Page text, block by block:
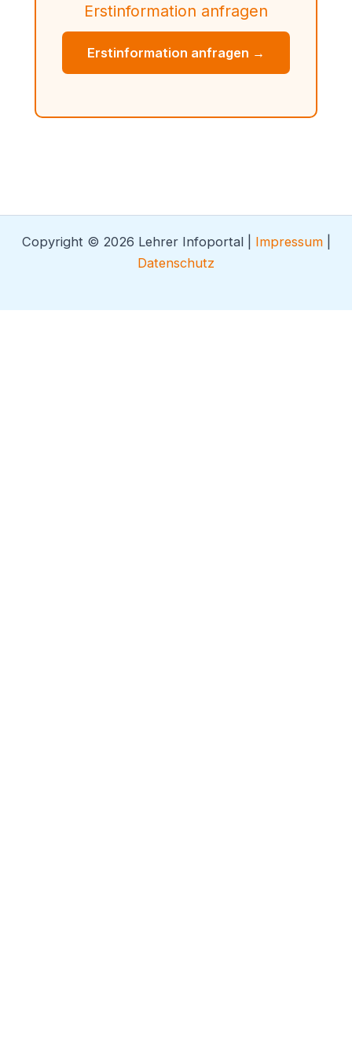
Erstinformation anfragen
Erstinformation anfragen →
Copyright © 2026 Lehrer Infoportal | Impressum|
Datenschutz